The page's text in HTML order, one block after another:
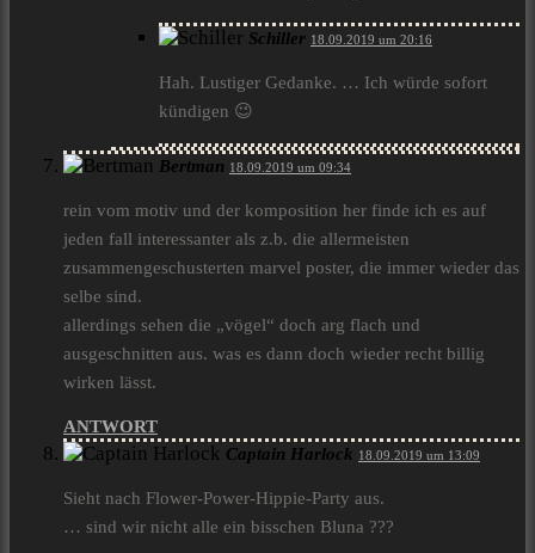
Schiller 18.09.2019 um 20:16
Hah. Lustiger Gedanke. … Ich würde sofort
kündigen 😉
Bertman 18.09.2019 um 09:34
rein vom motiv und der komposition her finde ich es auf
jeden fall interessanter als z.b. die allermeisten
zusammengeschusterten marvel poster, die immer wieder das
selbe sind.
allerdings sehen die „vögel“ doch arg flach und
ausgeschnitten aus. was es dann doch wieder recht billig
wirken lässt.
ANTWORT
Captain Harlock 18.09.2019 um 13:09
Sieht nach Flower-Power-Hippie-Party aus.
… sind wir nicht alle ein bisschen Bluna ???